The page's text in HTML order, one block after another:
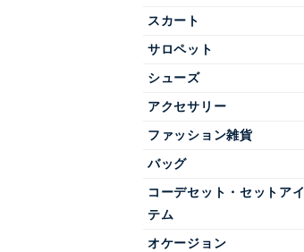
スカート
サロペット
シューズ
アクセサリー
ファッション雑貨
バッグ
コーデセット・セットアイ
テム
オケージョン